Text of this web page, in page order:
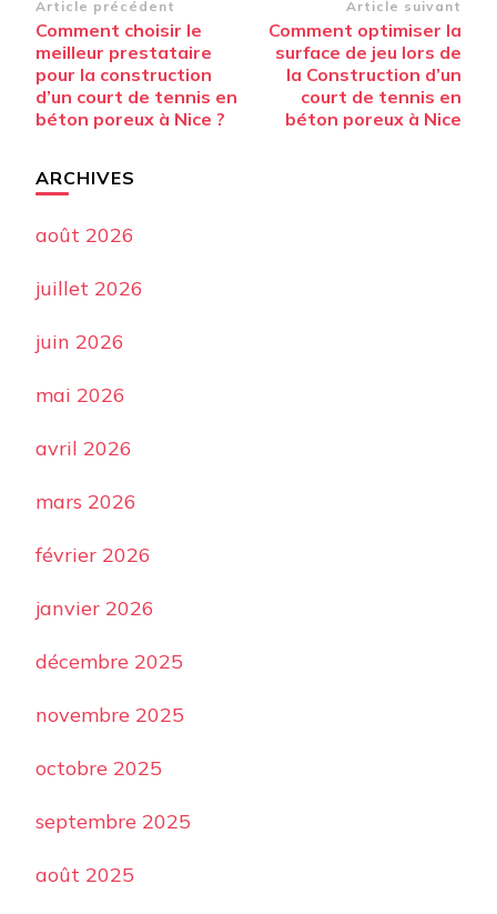
Navigation
d’article
Article précédent
Comment choisir le
meilleur prestataire
pour la construction
d’un court de tennis en
béton poreux à Nice ?
Article suivant
Comment optimiser la
surface de jeu lors de
la Construction d’un
court de tennis en
béton poreux à Nice
ARCHIVES
août 2026
juillet 2026
juin 2026
mai 2026
avril 2026
mars 2026
février 2026
janvier 2026
décembre 2025
novembre 2025
octobre 2025
septembre 2025
août 2025